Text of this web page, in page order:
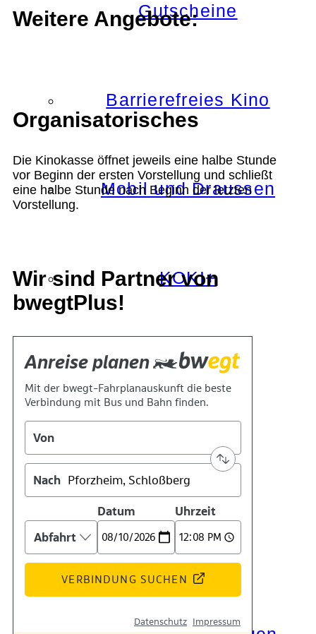
Gutscheine
Barrierefreies Kino
Mobil und Draussen
KOKI+
Kontakt
Kino
Das Team
Weitere Angebote:
Organisatorisches
Die Kinokasse öffnet jeweils eine halbe Stunde
vor Beginn der ersten Vorstellung und schließt
eine halbe Stunde nach Beginn der letzten
Vorstellung.
Wir sind Partner von
bwegtPlus!